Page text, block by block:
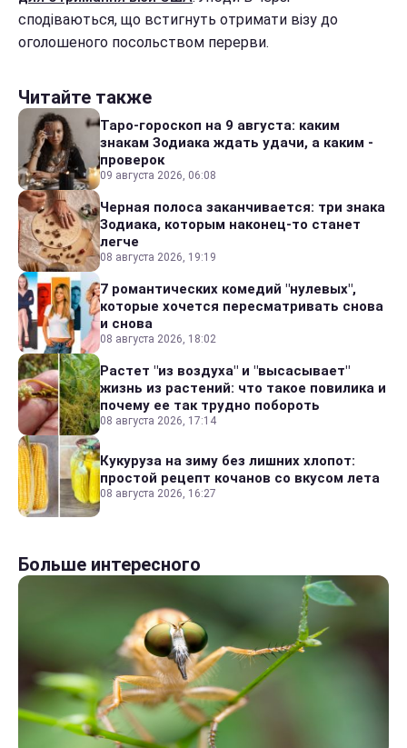
сподіваються, що встигнуть отримати візу до
оголошеного посольством перерви.
Читайте также
Таро-гороскоп на 9 августа: каким
знакам Зодиака ждать удачи, а каким -
проверок
09 августа 2026, 06:08
Черная полоса заканчивается: три знака
Зодиака, которым наконец-то станет
легче
08 августа 2026, 19:19
7 романтических комедий "нулевых",
которые хочется пересматривать снова
и снова
08 августа 2026, 18:02
Растет "из воздуха" и "высасывает"
жизнь из растений: что такое повилика и
почему ее так трудно побороть
08 августа 2026, 17:14
Кукуруза на зиму без лишних хлопот:
простой рецепт кочанов со вкусом лета
08 августа 2026, 16:27
Больше интересного